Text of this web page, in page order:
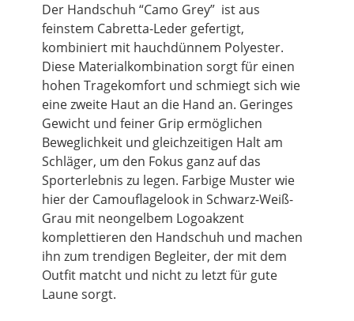
Der Handschuh “Camo Grey” ist aus
feinstem Cabretta-Leder gefertigt,
kombiniert mit hauchdünnem Polyester.
Diese Materialkombination sorgt für einen
hohen Tragekomfort und schmiegt sich wie
eine zweite Haut an die Hand an. Geringes
Gewicht und feiner Grip ermöglichen
Beweglichkeit und gleichzeitigen Halt am
Schläger, um den Fokus ganz auf das
Sporterlebnis zu legen. Farbige Muster wie
hier der Camouflagelook in Schwarz-Weiß-
Grau mit neongelbem Logoakzent
komplettieren den Handschuh und machen
ihn zum trendigen Begleiter, der mit dem
Outfit matcht und nicht zu letzt für gute
Laune sorgt.